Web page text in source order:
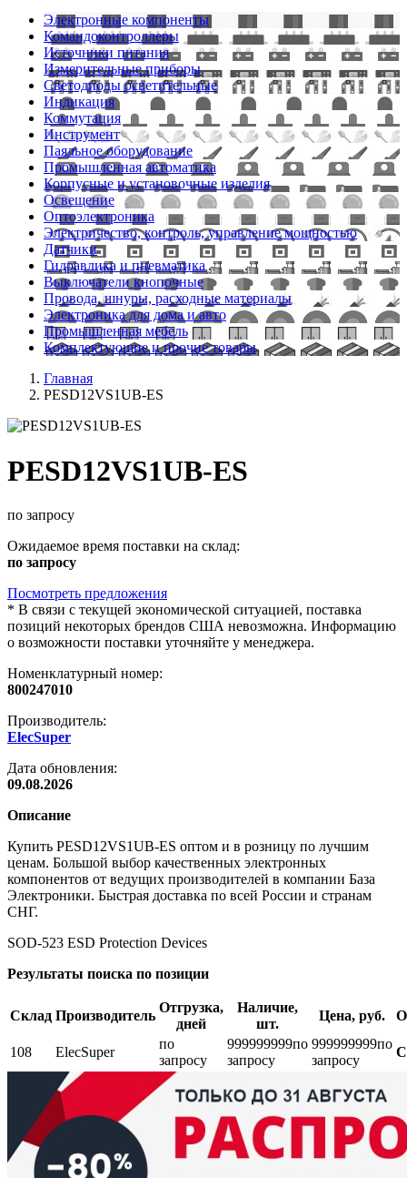
Электронные компоненты
Командоконтроллеры
Источники питания
Измерительные приборы
Светодиоды осветительные
Индикация
Коммутация
Инструмент
Паяльное оборудование
Промышленная автоматика
Корпусные и установочные изделия
Освещение
Оптоэлектроника
Электричество, контроль, управление мощностью
Датчики
Гидравлика и пневматика
Выключатели кнопочные
Провода, шнуры, расходные материалы
Электроника для дома и авто
Промышленная мебель
Комплектующие и прочие товары
Главная
PESD12VS1UB-ES
PESD12VS1UB-ES
по запросу
Ожидаемое время поставки на склад:
по запросу
Посмотреть предложения
* В связи с текущей экономической ситуацией, поставка
позиций некоторых брендов США невозможна. Информацию
о возможности поставки уточняйте у менеджера.
Номенклатурный номер:
800247010
Производитель:
ElecSuper
Дата обновления:
09.08.2026
Описание
Купить PESD12VS1UB-ES оптом и в розницу по лучшим
ценам. Большой выбор качественных электронных
компонентов от ведущих производителей в компании База
Электроники. Быстрая доставка по всей России и странам
СНГ.
SOD-523 ESD Protection Devices
Результаты поиска по позиции
Склад Производитель
Отгрузка,
дней
Наличие,
шт.
Цена, руб.
108 ElecSuper
по
запросу
999999999по
запросу
999999999по
запросу